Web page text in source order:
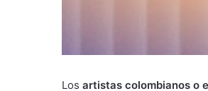
Los artistas colombianos o